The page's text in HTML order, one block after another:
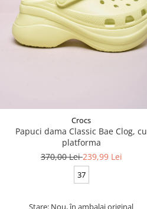
Crocs
Papuci dama Classic Bae Clog, cu
platforma
370,00 Lei239,99 Lei
37